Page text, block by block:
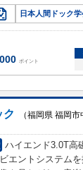
日本人間ドック
ポイント
ク
（福岡県 福岡市
ハイエンド3.0T高
エントシステムを